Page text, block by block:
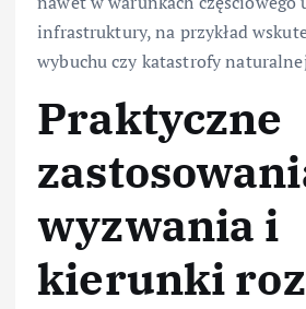
infrastruktury, na przykład
wybuchu czy katastrofy
Praktyczne
wyzwania i
kierunki